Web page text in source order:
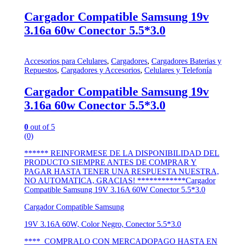
Cargador Compatible Samsung 19v
3.16a 60w Conector 5.5*3.0
Accesorios para Celulares, Cargadores, Cargadores Baterias y
Repuestos, Cargadores y Accesorios, Celulares y Telefonía
Cargador Compatible Samsung 19v
3.16a 60w Conector 5.5*3.0
0 out of 5
(0)
****** REINFORMESE DE LA DISPONIBILIDAD DEL
PRODUCTO SIEMPRE ANTES DE COMPRAR Y
PAGAR HASTA TENER UNA RESPUESTA NUESTRA,
NO AUTOMATICA, GRACIAS! ************Cargador
Compatible Samsung 19V 3.16A 60W Conector 5.5*3.0
Cargador Compatible Samsung
19V 3.16A 60W, Color Negro, Conector 5.5*3.0
**** COMPRALO CON MERCADOPAGO HASTA EN